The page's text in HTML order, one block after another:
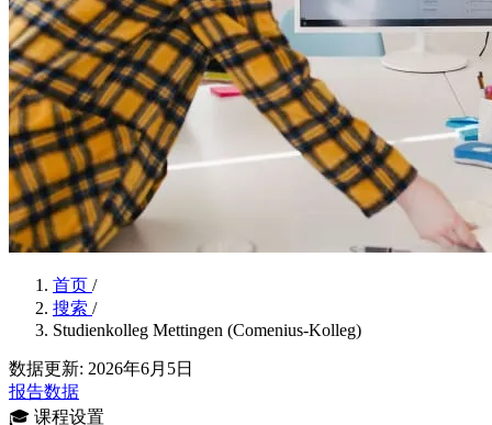
首页 /
搜索 /
Studienkolleg Mettingen (Comenius-Kolleg)
数据更新: 2026年6月5日
报告数据
🎓 课程设置